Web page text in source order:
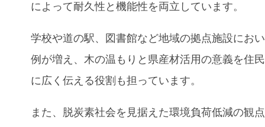
によって耐久性と機能性を両立しています。
学校や道の駅、図書館など地域の拠点施設にお
例が増え、木の温もりと県産材活用の意義を住
に広く伝える役割も担っています。
また、脱炭素社会を見据えた環境負荷低減の観